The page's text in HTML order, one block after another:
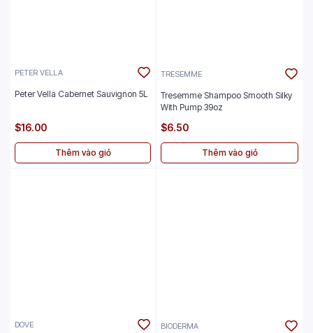
PETER VELLA
Peter Vella Cabernet Sauvignon 5L
$16.00
Thêm vào giỏ
TRESEMME
Tresemme Shampoo Smooth Silky
With Pump 39oz
$6.50
Thêm vào giỏ
DOVE BIODERMA